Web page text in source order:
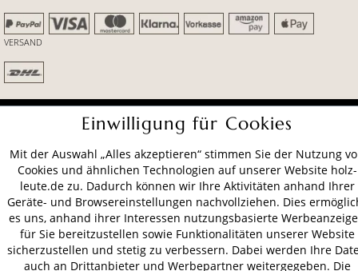
VERSAND
AGB Datenschutz
Impressum
© 2026 HOLZ-LEUTE
* Alle Preise inkl. gesetzl. Mehrwertsteuer zzgl.Versandkosten.
Einwilligung für Cookies
Mit der Auswahl „Alles akzeptieren“ stimmen Sie der Nutzung
Cookies und ähnlichen Technologien auf unserer Website holz-
leute.de zu. Dadurch können wir Ihre Aktivitäten anhand Ihrer
Geräte- und Browsereinstellungen nachvollziehen. Dies
es uns, anhand ihrer Interessen nutzungsbasierte
für Sie bereitzustellen sowie Funktionalitäten unserer Website
sicherzustellen und stetig zu verbessern. Dabei werden Ihre
auch an Drittanbieter und Werbepartner weitergegeben. Die